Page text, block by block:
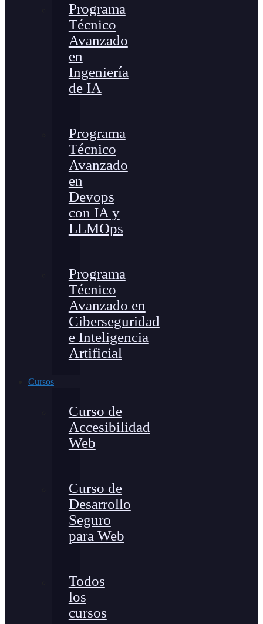
Programa
Técnico
Avanzado
en
Ingeniería
de IA
Programa
Técnico
Avanzado
en
Devops
con IA y
LLMOps
Programa
Técnico
Avanzado en
Ciberseguridad
e Inteligencia
Artificial
Cursos
Curso de
Accesibilidad
Web
Curso de
Desarrollo
Seguro
para Web
Todos
los
cursos